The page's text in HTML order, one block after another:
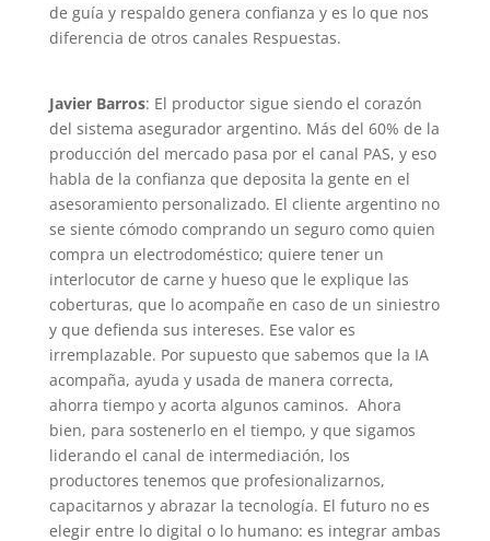
de guía y respaldo genera confianza y es lo que nos
diferencia de otros canales Respuestas.
Javier Barros: El productor sigue siendo el corazón
del sistema asegurador argentino. Más del 60% de la
producción del mercado pasa por el canal PAS, y eso
habla de la confianza que deposita la gente en el
asesoramiento personalizado. El cliente argentino no
se siente cómodo comprando un seguro como quien
compra un electrodoméstico; quiere tener un
interlocutor de carne y hueso que le explique las
coberturas, que lo acompañe en caso de un siniestro
y que defienda sus intereses. Ese valor es
irremplazable. Por supuesto que sabemos que la IA
acompaña, ayuda y usada de manera correcta,
ahorra tiempo y acorta algunos caminos. Ahora
bien, para sostenerlo en el tiempo, y que sigamos
liderando el canal de intermediación, los
productores tenemos que profesionalizarnos,
capacitarnos y abrazar la tecnología. El futuro no es
elegir entre lo digital o lo humano: es integrar ambas